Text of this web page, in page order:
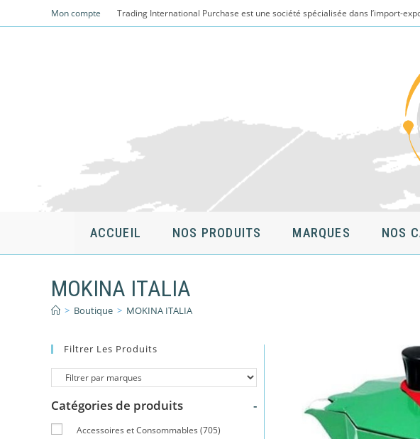
to
Mon compte Trading International Purchase est une société spécialisée dans l’import-
ACCUEIL NOS PRODUITS MARQUES NOS
MOKINA ITALIA
> Boutique > MOKINA ITALIA
Filtrer Les Produits
Catégories de produits -
Accessoires et Consommables (705)